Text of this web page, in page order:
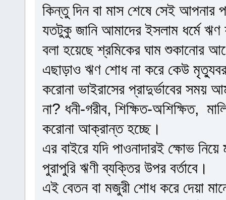
কিন্তু দিন বা মাস শেষে সেই আপনার
যতটুকু জানি আমাদের ইসলাম ধর্মে
বলা হয়েছে শ্রমিকের ঘাম শুকানোর
এছাড়াও ঋণ শোধ না করে কেউ
করোনা ভাইরাসের প্রাদুর্ভাবের
না? ধনী-গরীব, শিক্ষিত-অশিক্ষিত,
করোনা আক্রান্ত হচ্ছে।
এর বাইরে যদি পাওনাদারই ক্ষোভ
পুরাপুরি ঋণী ব্যক্তির উপর বর্তাবে।
এই বেতন বা মজুরী শোধ করে দেয়া